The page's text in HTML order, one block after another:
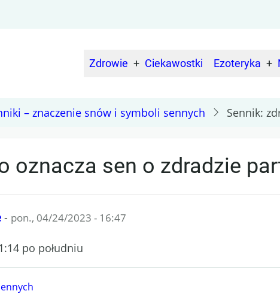
navigation
Zdrowie Ciekawostki Ezoteryka
– znaczenie snów i symboli sennych Sennik:
oznacza sen o zdradzie
- pon., 04/24/2023 - 16:47
po południu